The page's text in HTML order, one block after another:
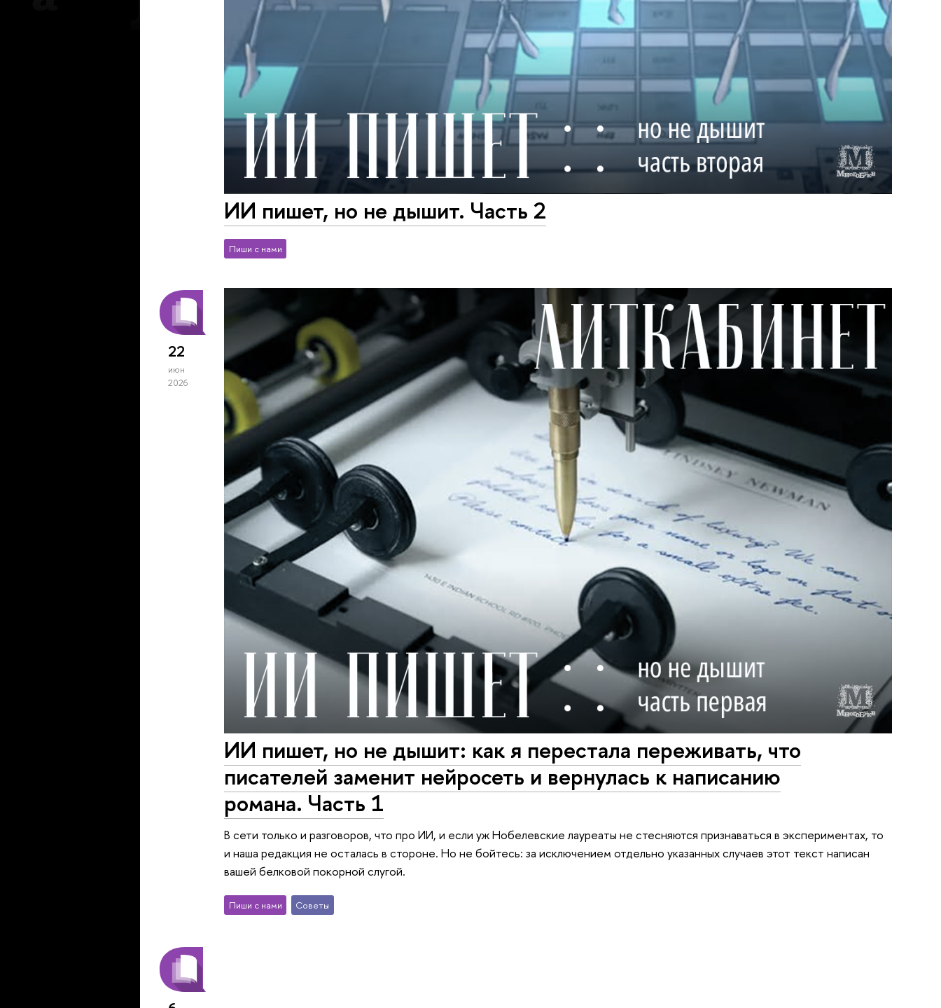
ИИ пишет, но не дышит. Часть 2
Пиши с нами
22
июн
2026
ИИ пишет, но не дышит: как я перестала переживать, что
писателей заменит нейросеть и вернулась к написанию
романа. Часть 1
В сети только и разговоров, что про ИИ, и если уж Нобелевские лауреаты не стесняются признаваться в экспериментах, то
и наша редакция не осталась в стороне. Но не бойтесь: за исключением отдельно указанных случаев этот текст написан
вашей белковой покорной слугой.
Пиши с нами Советы